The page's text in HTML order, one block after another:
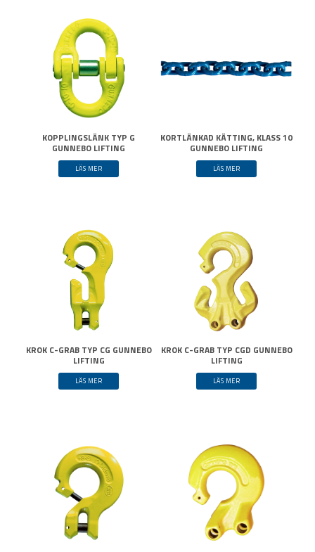
KOPPLINGSLÄNK TYP G
GUNNEBO LIFTING
LÄS MER
KORTLÄNKAD KÄTTING, KLASS 10
GUNNEBO LIFTING
LÄS MER
KROK C-GRAB TYP CG GUNNEBO
LIFTING
LÄS MER
KROK C-GRAB TYP CGD GUNNEBO
LIFTING
LÄS MER